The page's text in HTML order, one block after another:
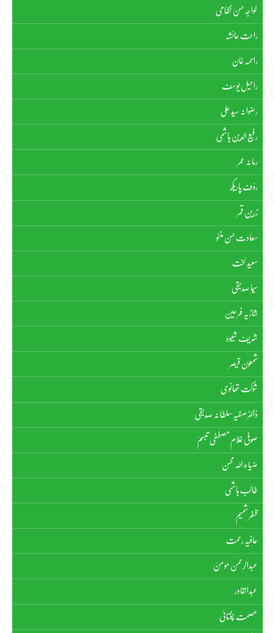
خواجہ حسن نظامی
راحت عائشہ
راحمہ خان
راحیل یوسف
رضوانہ سیّد علی
رفیع الدین ہاشمی
رمانہ عمر
رؤف پاریکھ
زرین قمر
سعادت حسن منٹو
سعید لخت
سیما صدیقی
شازیہ فرحین
شریف شیوہؔ
شمعون قیصر
شوکت تھانوی
ڈاکٹر صفیہ سلطانہ صدیقی
صوفی غلام مصطفیٰ تبسمؔ
ضیاء اللہ محسن
طالب ہاشمی
ظفر شمیم
عافیہ رحمت
عبدالرحمٰن مومنؔ
عبدالقادر
عصمت چغتائی